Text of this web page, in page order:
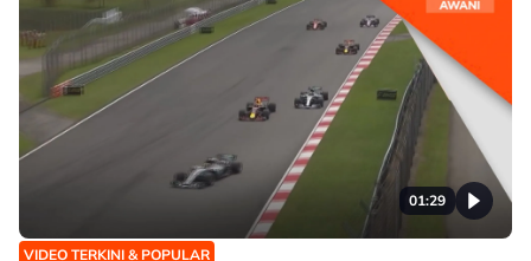
01:29
VIDEO TERKINI & POPULAR